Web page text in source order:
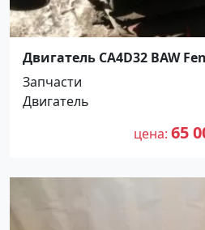
Двигатель CA4D32 BAW
Запчасти
Двигатель
цена 65